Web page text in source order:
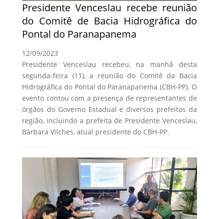
Presidente Venceslau recebe reunião
do Comitê de Bacia Hidrográfica do
Pontal do Paranapanema
12/09/2023
Presidente Venceslau recebeu, na manhã desta
segunda-feira (11), a reunião do Comitê da Bacia
Hidrográfica do Pontal do Paranapanema (CBH-PP). O
evento contou com a presença de representantes de
órgãos do Governo Estadual e diversos prefeitos da
região, incluindo a prefeita de Presidente Venceslau,
Bárbara Vilches, atual presidente do CBH-PP.